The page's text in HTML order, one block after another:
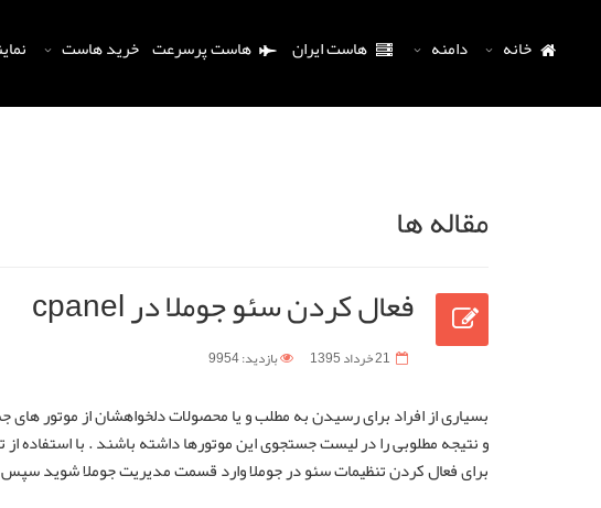
خانه دامنه هاست ایران هاست پرسرعت خرید هاست
مقاله ها
فعال کردن سئو جوملا در cpanel
21 خرداد 1395 بازدید: 9954
بسیاری از افراد برای رسیدن به مطلب و یا محصولات دلخواهشان از موتور
و نتیجه مطلوبی را در لیست جستجوی این موتورها داشته باشند . با
برای فعال کردن تنظیمات سئو در جوملا وارد قسمت مدیریت جوملا شوید سپس